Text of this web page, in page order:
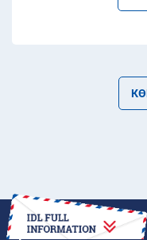
ҚАЛАЙ